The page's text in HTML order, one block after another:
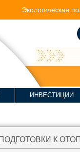
Экологическая
ИНВЕСТИЦИИ